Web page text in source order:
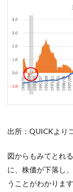
出所：QUICKより
図からもみてとれ
に、株価が下落し
うことがわかります